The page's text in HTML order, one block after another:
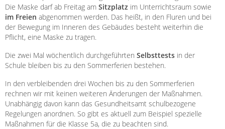
Die Maske darf ab Freitag am Sitzplatz im Unterrichtsraum sowie
im Freien abgenommen werden. Das heißt, in den Fluren und bei
der Bewegung im Inneren des Gebäudes besteht weiterhin die
Pflicht, eine Maske zu tragen.
Die zwei Mal wöchentlich durchgeführten Selbsttests in der
Schule bleiben bis zu den Sommerferien bestehen.
In den verbleibenden drei Wochen bis zu den Sommerferien
rechnen wir mit keinen weiteren Änderungen der Maßnahmen.
Unabhängig davon kann das Gesundheitsamt schulbezogene
Regelungen anordnen. So gibt es aktuell zum Beispiel spezielle
Maßnahmen für die Klasse 5a, die zu beachten sind.